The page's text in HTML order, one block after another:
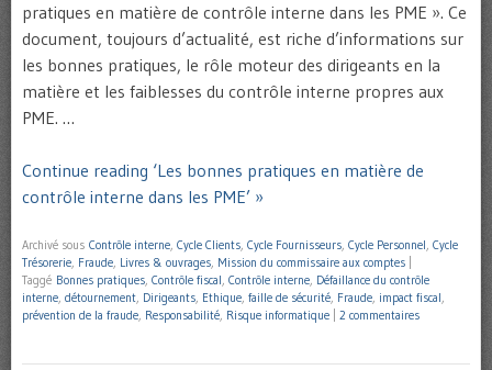
pratiques en matière de contrôle interne dans les PME ». Ce
document, toujours d’actualité, est riche d’informations sur
les bonnes pratiques, le rôle moteur des dirigeants en la
matière et les faiblesses du contrôle interne propres aux
PME. …
Continue reading ‘Les bonnes pratiques en matière de
contrôle interne dans les PME’ »
Archivé sous Contrôle interne, Cycle Clients, Cycle Fournisseurs, Cycle Personnel, Cycle
Trésorerie, Fraude, Livres & ouvrages, Mission du commissaire aux comptes
Taggé Bonnes pratiques, Contrôle fiscal, Contrôle interne, Défaillance du contrôle
interne, détournement, Dirigeants, Ethique, faille de sécurité, Fraude, impact fiscal,
prévention de la fraude, Responsabilité, Risque informatique 2 commentaires